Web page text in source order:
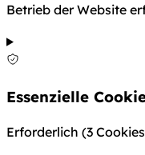
Betrieb der Website
Essenzielle
Erforderlich (3